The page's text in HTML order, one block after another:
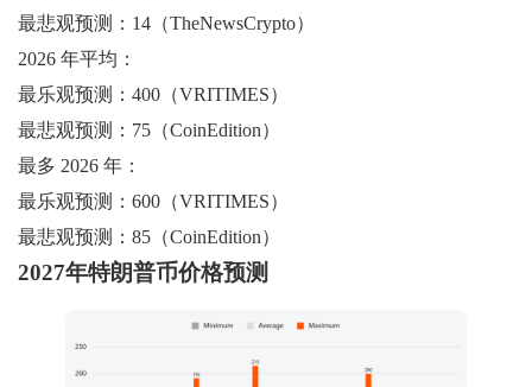
最悲观预测：14（TheNewsCrypto）
2026 年平均：
最乐观预测：400（VRITIMES）
最悲观预测：75（CoinEdition）
最多 2026 年：
最乐观预测：600（VRITIMES）
最悲观预测：85（CoinEdition）
2027年特朗普币价格预测